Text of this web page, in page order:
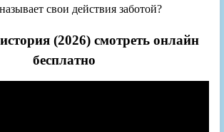
свои действия заботой?
(2026) смотреть онлайн
бесплатно